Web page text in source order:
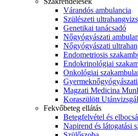
Várandós ambulancia
Szülészeti
Genetikai tanácsadó
Nőgyógyászati
Nőgyógyászati
Endometriosis
Endokrinológiai
Onkológiai
Magzati Medicina
Koraszülött
Fekvőbeteg ellátás
Betegfelvétel és
Napirend és látogatási